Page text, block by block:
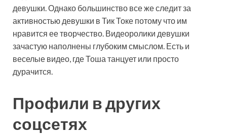
девушки. Однако большинство все же следит за
активностью девушки в Тик Токе потому что им
нравится ее творчество. Видеоролики девушки
зачастую наполнены глубоким смыслом. Есть и
веселые видео, где Тоша танцует или просто
дурачится.
Профили в других
соцсетях